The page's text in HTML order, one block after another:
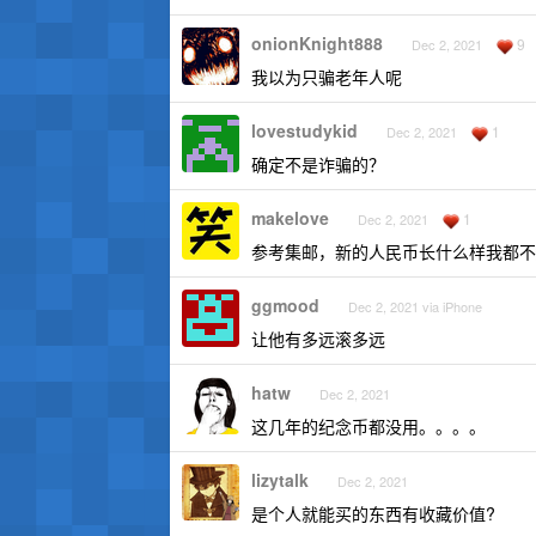
onionKnight888 Dec 2, 2021 9
我以为只骗老年人呢
lovestudykid Dec 2, 2021 1
确定不是诈骗的？
makelove Dec 2, 2021 1
参考集邮，新的人民币长什么样我都
ggmood Dec 2, 2021 via iPhone
让他有多远滚多远
hatw Dec 2, 2021
这几年的纪念币都没用。。。。
lizytalk Dec 2, 2021
是个人就能买的东西有收藏价值?